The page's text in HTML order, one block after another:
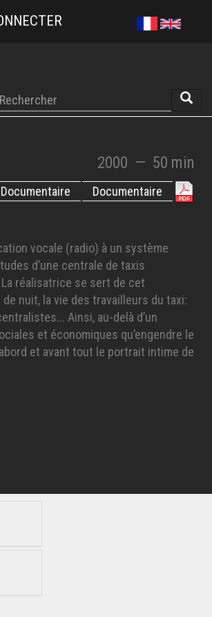
2000 — 50 min
Documentaire
Documentaire
vocale (radio) à un système
d’une centrale de taxis
réalisatrice se sert de cet
nuit, la vie des travailleurs du taxi:
Ainsi, au-delà d’un
et économiques qu’engendre le
et avant tout le portrait intime de